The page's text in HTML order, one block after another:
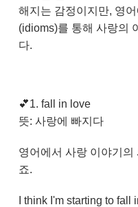
해지는 감정이지만, 영
(idioms)를 통해 사랑의
다.
💕1. fall in love
뜻: 사랑에 빠지다
영어에서 사랑 이야기
죠.
I think I'm starting to fall